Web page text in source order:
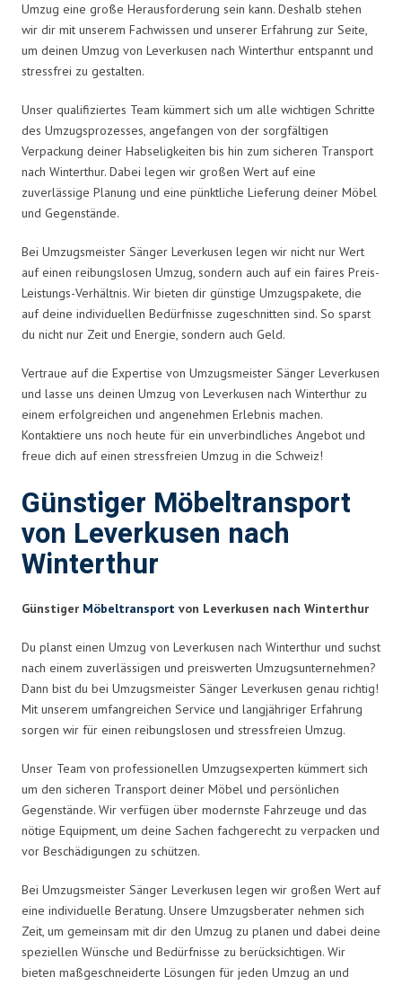
Umzug eine große Herausforderung sein kann. Deshalb stehen
wir dir mit unserem Fachwissen und unserer Erfahrung zur Seite,
um deinen Umzug von Leverkusen nach Winterthur entspannt und
stressfrei zu gestalten.
Unser qualifiziertes Team kümmert sich um alle wichtigen Schritte
des Umzugsprozesses, angefangen von der sorgfältigen
Verpackung deiner Habseligkeiten bis hin zum sicheren Transport
nach Winterthur. Dabei legen wir großen Wert auf eine
zuverlässige Planung und eine pünktliche Lieferung deiner Möbel
und Gegenstände.
Bei Umzugsmeister Sänger Leverkusen legen wir nicht nur Wert
auf einen reibungslosen Umzug, sondern auch auf ein faires Preis-
Leistungs-Verhältnis. Wir bieten dir günstige Umzugspakete, die
auf deine individuellen Bedürfnisse zugeschnitten sind. So sparst
du nicht nur Zeit und Energie, sondern auch Geld.
Vertraue auf die Expertise von Umzugsmeister Sänger Leverkusen
und lasse uns deinen Umzug von Leverkusen nach Winterthur zu
einem erfolgreichen und angenehmen Erlebnis machen.
Kontaktiere uns noch heute für ein unverbindliches Angebot und
freue dich auf einen stressfreien Umzug in die Schweiz!
Günstiger Möbeltransport
von Leverkusen nach
Winterthur
Günstiger Möbeltransport von Leverkusen nach Winterthur
Du planst einen Umzug von Leverkusen nach Winterthur und suchst
nach einem zuverlässigen und preiswerten Umzugsunternehmen?
Dann bist du bei Umzugsmeister Sänger Leverkusen genau richtig!
Mit unserem umfangreichen Service und langjähriger Erfahrung
sorgen wir für einen reibungslosen und stressfreien Umzug.
Unser Team von professionellen Umzugsexperten kümmert sich
um den sicheren Transport deiner Möbel und persönlichen
Gegenstände. Wir verfügen über modernste Fahrzeuge und das
nötige Equipment, um deine Sachen fachgerecht zu verpacken und
vor Beschädigungen zu schützen.
Bei Umzugsmeister Sänger Leverkusen legen wir großen Wert auf
eine individuelle Beratung. Unsere Umzugsberater nehmen sich
Zeit, um gemeinsam mit dir den Umzug zu planen und dabei deine
speziellen Wünsche und Bedürfnisse zu berücksichtigen. Wir
bieten maßgeschneiderte Lösungen für jeden Umzug an und